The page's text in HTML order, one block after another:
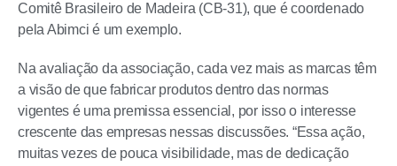
Comitê Brasileiro de Madeira (CB-31), que é coordenado
pela Abimci é um exemplo.
Na avaliação da associação, cada vez mais as marcas têm
a visão de que fabricar produtos dentro das normas
vigentes é uma premissa essencial, por isso o interesse
crescente das empresas nessas discussões. “Essa ação,
muitas vezes de pouca visibilidade, mas de dedicação